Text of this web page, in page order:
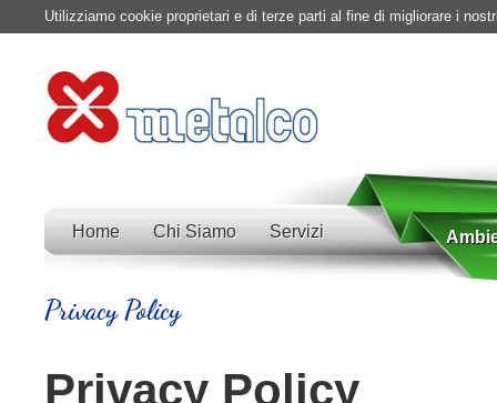
Utilizziamo cookie proprietari e di terze parti al fine di migliorare i
Home Chi Siamo Servizi
Privacy Policy
Privacy Policy